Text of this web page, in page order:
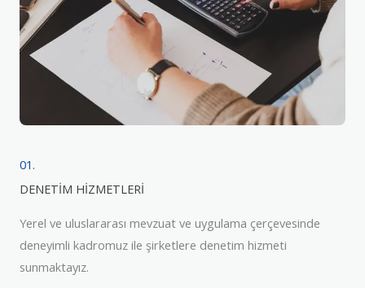
01.
DENETİM HİZMETLERİ
Yerel ve uluslararası mevzuat ve uygulama çerçevesinde
deneyimli kadromuz ile şirketlere denetim hizmeti
sunmaktayız.